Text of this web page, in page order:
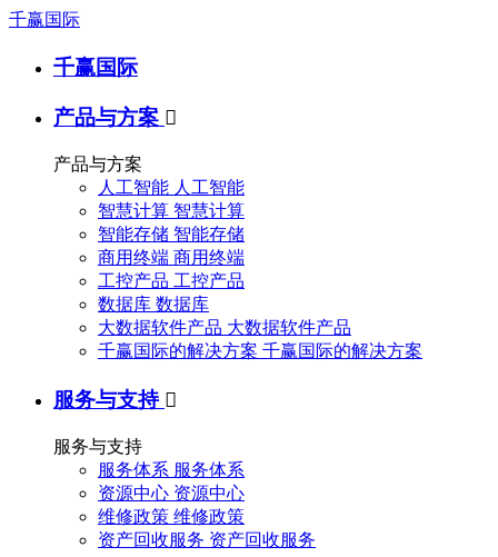
千赢国际
千赢国际
产品与方案 
产品与方案
人工智能 人工智能
智慧计算 智慧计算
智能存储 智能存储
商用终端 商用终端
工控产品 工控产品
数据库 数据库
大数据软件产品 大数据软件产品
千赢国际的解决方案 千赢国际的解决方案
服务与支持 
服务与支持
服务体系 服务体系
资源中心 资源中心
维修政策 维修政策
资产回收服务 资产回收服务